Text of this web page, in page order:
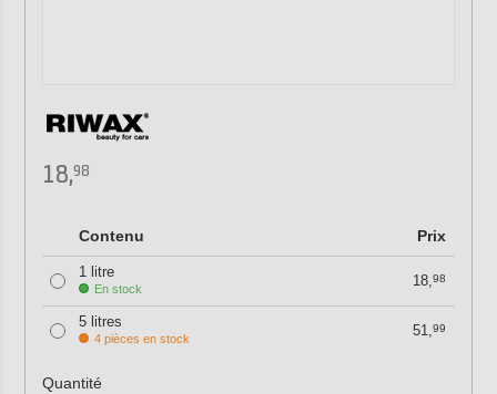
18,98
Contenu Prix
1 litre
En stock 18,98
5 litres
4 pièces en stock 51,99
Quantité